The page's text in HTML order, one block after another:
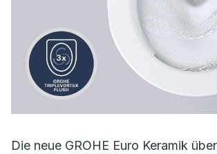
Die neue GROHE Euro Keramik